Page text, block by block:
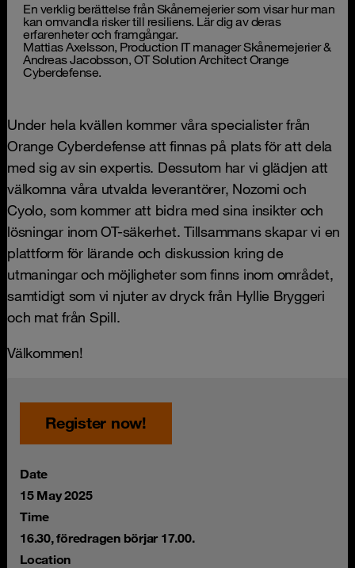
En verklig berättelse från Skånemejerier som visar hur man
kan omvandla risker till resiliens. Lär dig av deras
erfarenheter och framgångar.
Mattias Axelsson, Production IT manager Skånemejerier &
Andreas Jacobsson, OT Solution Architect Orange
Cyberdefense.
Under hela kvällen kommer våra specialister från
Orange Cyberdefense att finnas på plats för att dela
med sig av sin expertis. Dessutom har vi glädjen att
välkomna våra utvalda leverantörer, Nozomi och
Cyolo, som kommer att bidra med sina insikter och
lösningar inom OT-säkerhet. Tillsammans skapar vi en
plattform för lärande och diskussion kring de
utmaningar och möjligheter som finns inom området,
samtidigt som vi njuter av dryck från Hyllie Bryggeri
och mat från Spill.
Välkommen!
Register now!
Date
15 May 2025
Time
16.30, föredragen börjar 17.00.
Location